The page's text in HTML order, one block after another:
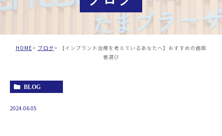
HOME ブログ
【インプラント治療を考えているあなたへ】おすすめの歯医
者選び
BLOG
2024.06.05